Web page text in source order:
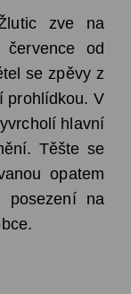
zve na
od
se zpěvy z
prohlídkou. V
hlavní
Těšte se
opatem
posezení na